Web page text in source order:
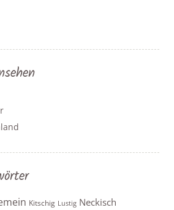
Kitschig Lustig Neckisch